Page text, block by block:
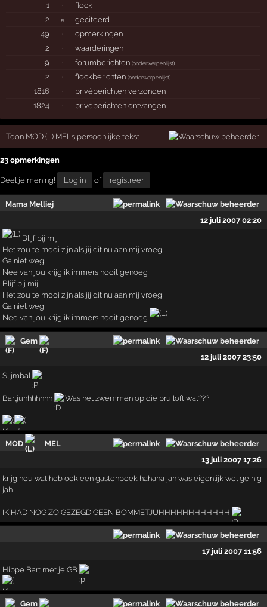
1
·
flock
2
×
geciteerd
49
·
opmerkingen
2
·
waarderingen
9
· forumberichten(onderwerpenlijst)
2 · flockberichten(onderwerpenlijst)
1816 ·
privéberichten verzonden
1824
· privéberichten ontvangen
Toon MOD (L) MELs persoonlijke tekst
23 opmerkingen
Deel je mening! Log in of registreer
Mama Melliej
12 juli 2007 02:20
Blijf bij mij
Het zou te mooi zijn als jij dit nu aan mij vroeg
Ga niet weg
Nee van jou krijg ik immers nooit genoeg
Blijf bij mij
Het zou te mooi zijn als jij dit nu aan mij vroeg
Ga niet weg
Nee van jou krijg ik immers nooit genoeg
Gem
12 juli 2007 23:50
Slijmbal
Bartjuhhhhhhh Was het zwemmen op die bruiloft wat???
MOD
MEL
13 juli 2007 17:26
krijg nou wat heb ook een gastenboek hahaha jah was eigenlijk wel geinig
jah
IK HAD NOG ZO GEZEGD GEEN BOMMETJUHHHHHHHHHHHH
17 juli 2007 11:56
Hippe Bart met je GB
Gem